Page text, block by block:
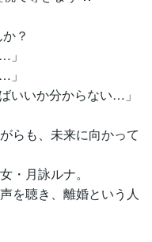
？
」
」
いいか分からない…」
らも、未来に向かって
・月詠ルナ。
を聴き、離婚という人